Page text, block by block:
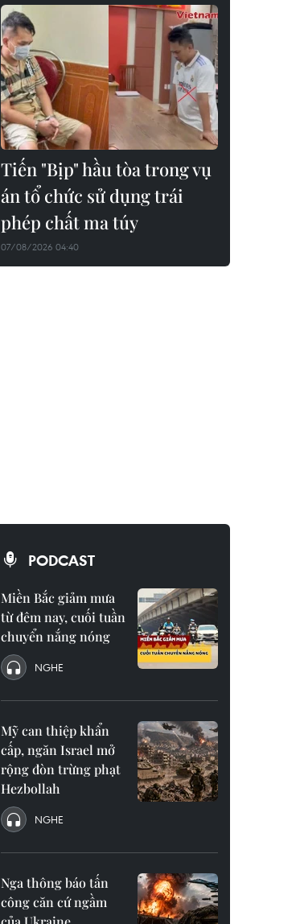
Tiến "Bịp" hầu tòa trong vụ
án tổ chức sử dụng trái
phép chất ma túy
07/08/2026 04:40
PODCAST
Miền Bắc giảm mưa
từ đêm nay, cuối tuần
chuyển nắng nóng
NGHE
Mỹ can thiệp khẩn
cấp, ngăn Israel mở
rộng đòn trừng phạt
Hezbollah
NGHE
Nga thông báo tấn
công căn cứ ngầm